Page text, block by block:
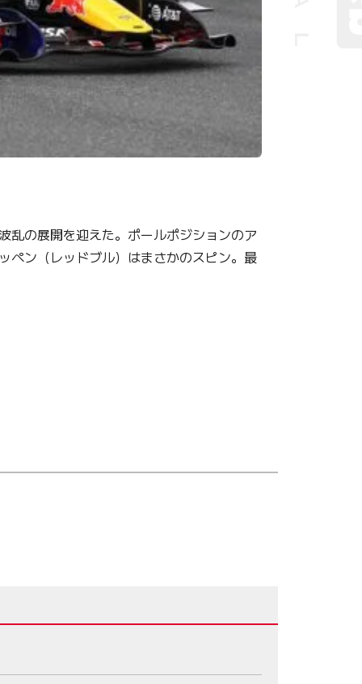
の展開を迎えた。ポールポジションのア
ペン（レッドブル）はまさかのスピン。最